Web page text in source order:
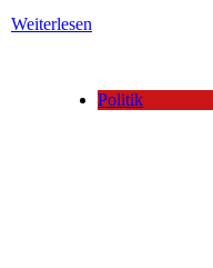
Weiterlesen
Politik